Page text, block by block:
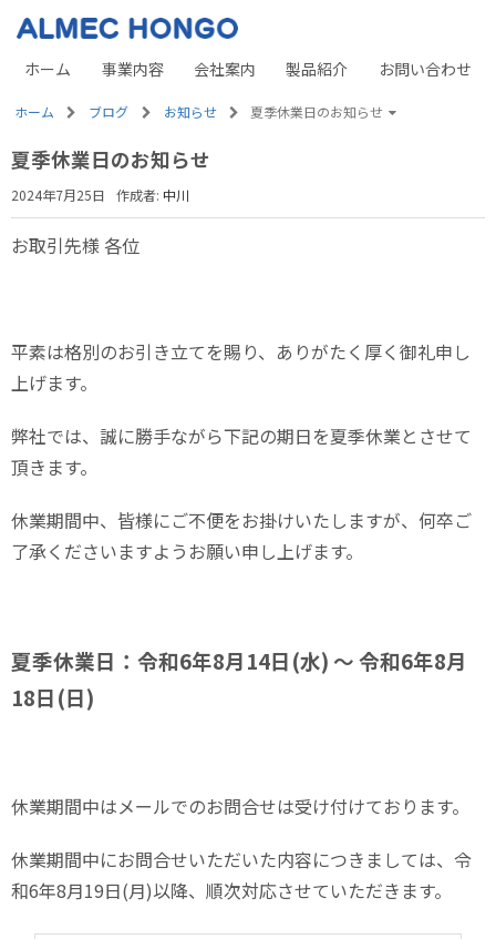
ホーム 事業内容 会社案内 製品紹介 お問い合わせ
ホーム ブログ お知らせ 夏季休業日のお知らせ
夏季休業日のお知らせ
2024年7月25日 作成者: 中川
お取引先様 各位
平素は格別のお引き立てを賜り、ありがたく厚く御礼申し
上げます。
弊社では、誠に勝手ながら下記の期日を夏季休業とさせて
頂きます。
休業期間中、皆様にご不便をお掛けいたしますが、何卒ご
了承くださいますようお願い申し上げます。
夏季休業日：令和6年8月14日(水) ～ 令和6年8月
18日(日)
休業期間中はメールでのお問合せは受け付けております。
休業期間中にお問合せいただいた内容につきましては、令
和6年8月19日(月)以降、順次対応させていただきます。